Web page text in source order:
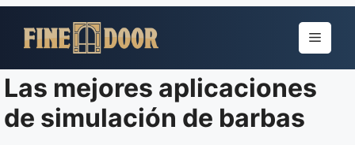
para
conteúdo
Menu
Las mejores aplicaciones
de simulación de barbas